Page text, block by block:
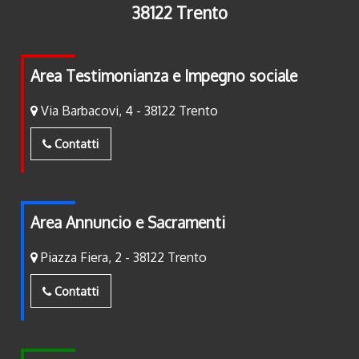
38122 Trento
Area Testimonianza e Impegno sociale
Via Barbacovi, 4 - 38122 Trento
Contatti
Area Annuncio e Sacramenti
Piazza Fiera, 2 - 38122 Trento
Contatti